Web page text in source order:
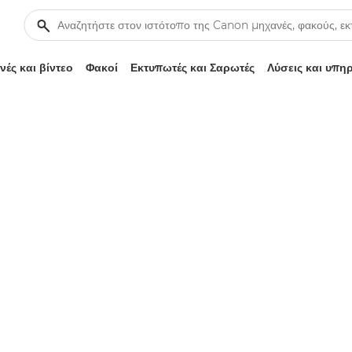
και βίντεο Φακοί Εκτυπωτές και Σαρωτές Λύσεις και